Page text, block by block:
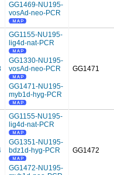
GG1469-NU195-
vosAd-neo-PCR
GG1155-NU195-
lig4d-nat-PCR
GG1330-NU195-
vosAd-neo-PCR
GG1471-NU195-
myb1d-hyg-PCR
GG1471
GG1155-NU195-
lig4d-nat-PCR
GG1351-NU195-
bdz1d-hyg-PCR
GG1472-NU195-
GG1472